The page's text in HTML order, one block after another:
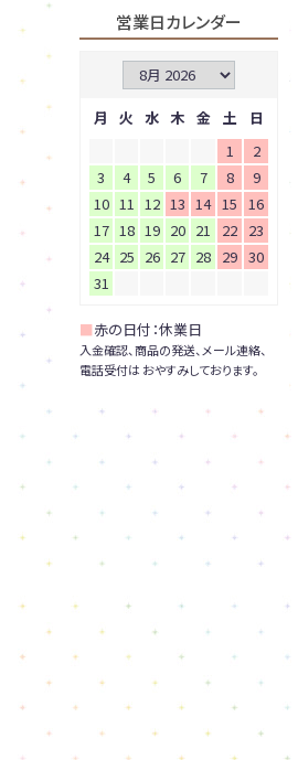
営業日カレンダー
月 火 水 木 金 土
日
1
2
3
4 5 6 7 8
9
10 11 12 13 14 15
16
17 18 19 20 21 22 23
24 25 26 27 28 29 30
31
■赤の日付：休業日
入金確認、商品の発送、メール連絡、
電話受付は おやすみしております。